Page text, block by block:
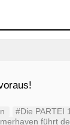
#Die PARTEI
führt